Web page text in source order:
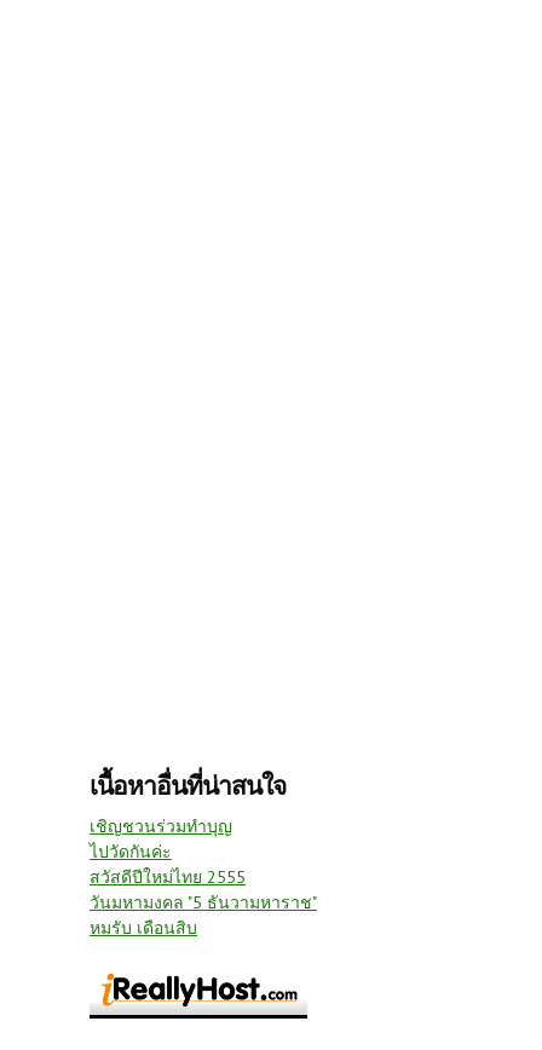
เนื้อหาอื่นที่น่าสนใจ
เชิญชวนร่วมทำบุญ
ไปวัดกันค่ะ
สวัสดีปีใหม่ไทย 2555
วันมหามงคล "5 ธันวามหาราช"
หมรับ เดือนสิบ